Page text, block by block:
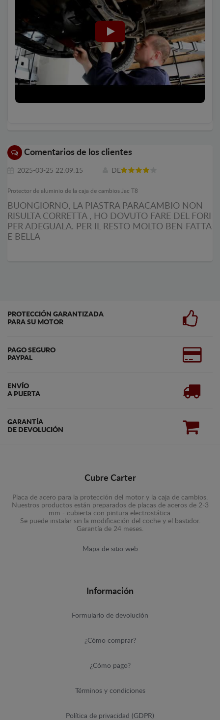
Comentarios de los clientes
2025-03-25 22:09:15 DE
Protector de aluminio de la caja de cambios Jac T8
BUONGIORNO, LA PIASTRA PARACAMBIO NON
RISULTA CORRETTA , HO DOVUTO FARE DEL FORI
PER ADEGUALA. PER IL RESTO MOLTO BEN FATTA
E BELLA
PROTECCIÓN GARANTIZADA
PARA SU MOTOR
PAGO SEGURO
PAYPAL
ENVÍO
A PUERTA
GARANTÍA
DE DEVOLUCIÓN
Cubre Carter
Placa de acero para la protección del motor y la caja de cambios.
Nuestros productos están preparados de placas de aceros de 2-3
mm - cubierta con pintura electrostática.
Se puede instalar sin la modificación del coche y el bastidor.
Garantía de 24 meses.
Mapa de sitio web
Información
Formulario de devolución
¿Cómo comprar?
¿Cómo pago?
Términos y condiciones
Política de privacidad (GDPR)